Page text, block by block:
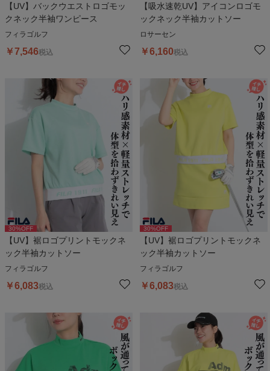
【UV】バックウエストロゴモッ
クネック半袖ワンピース
フィラゴルフ
￥7,546税込
【吸水速乾UV】アイコンロゴモ
ックネック半袖カットソー
ロサーセン
￥6,160税込
30%OFF
【UV】裾ロゴプリントモックネ
ック半袖カットソー
フィラゴルフ
￥6,083税込
30%OFF
【UV】裾ロゴプリントモックネ
ック半袖カットソー
フィラゴルフ
￥6,083税込